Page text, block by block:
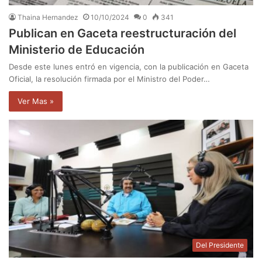
Thaina Hernandez 10/10/2024 0 341
Publican en Gaceta reestructuración del
Ministerio de Educación
Desde este lunes entró en vigencia, con la publicación en Gaceta
Oficial, la resolución firmada por el Ministro del Poder…
Ver Mas »
Del Presidente